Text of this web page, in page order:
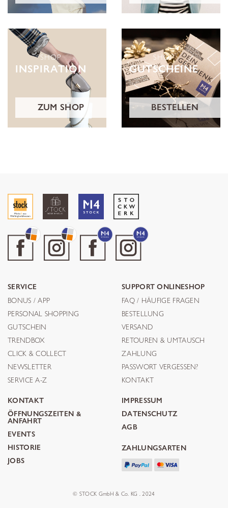
SHOP
INSPIRATION
ZUM SHOP
SHOP
GUTSCHEINE
BESTELLEN
SERVICE
BONUS / APP
PERSONAL SHOPPING
GUTSCHEIN
TRENDBOX
CLICK & COLLECT
NEWSLETTER
SERVICE A-Z
SUPPORT ONLINESHOP
FAQ / HÄUFIGE FRAGEN
BESTELLUNG
VERSAND
RETOUREN & UMTAUSCH
ZAHLUNG
PASSWORT VERGESSEN?
KONTAKT
KONTAKT
ÖFFNUNGSZEITEN &
ANFAHRT
EVENTS
HISTORIE
JOBS
IMPRESSUM
DATENSCHUTZ
AGB
ZAHLUNGSARTEN
© STOCK GmbH & Co. KG . 2024